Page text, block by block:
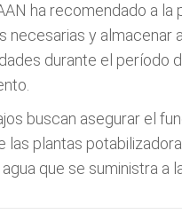
ha recomendado a
necesarias y almacenar
durante el período
buscan asegurar el
las plantas
que se suministra a